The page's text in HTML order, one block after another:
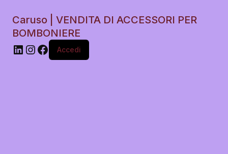
Caruso | VENDITA DI ACCESSORI PER
BOMBONIERE
Accedi